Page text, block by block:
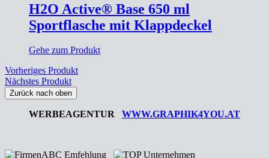
H2O Active® Base 650 ml
Sportflasche mit Klappdeckel
Gehe zum Produkt
Vorheriges Produkt
Nächstes Produkt
Zurück nach oben
WERBEAGENTUR WWW.GRAPHIK4YOU.AT